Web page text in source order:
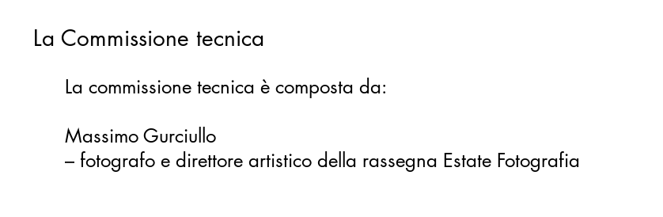
La Commissione tecnica
La commissione tecnica è composta da:
Massimo Gurciullo
– fotografo e direttore artistico della rassegna Estate Fotografia